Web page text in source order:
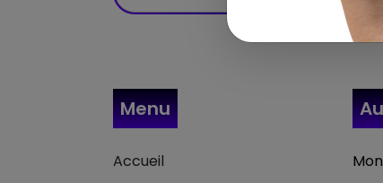
Menu
Accueil